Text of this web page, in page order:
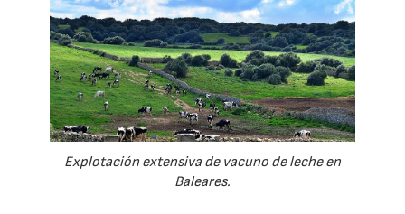
Explotación extensiva de vacuno de leche en
Baleares.